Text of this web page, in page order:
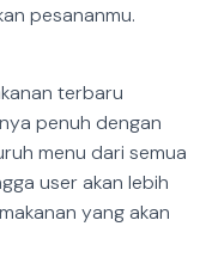
pesananmu.
terbaru
penuh dengan
menu dari semua
user akan lebih
yang akan